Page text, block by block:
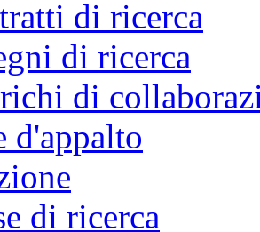
di ricerca
di ricerca
di
d'appalto
di ricerca